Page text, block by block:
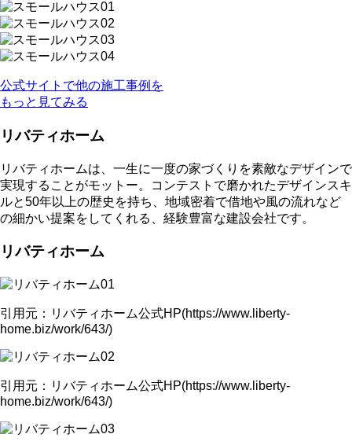
公式サイトで他の施工事例を
もっと見てみる
リバティホーム
リバティホームは、一生に一度の家づくりを素敵なデザインで
実現することがモットー。コンテストで磨かれたデザインスキ
ルと50年以上の歴史を持ち、地域密着で借地や風の流れなど
の細かい提案をしてくれる、経験豊富な建設会社です。
リバティホーム
引用元：リバティホーム公式HP(https://www.liberty-
home.biz/work/643/)
引用元：リバティホーム公式HP(https://www.liberty-
home.biz/work/643/)